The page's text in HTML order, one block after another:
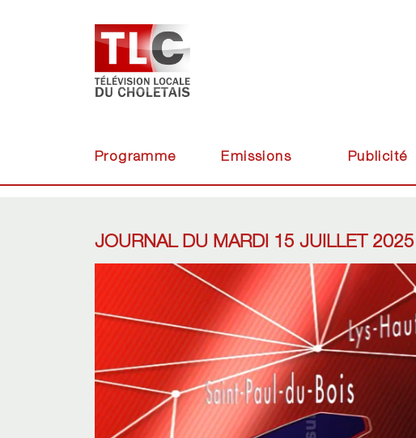
Programme Emissions Publicité
JOURNAL DU MARDI 15 JUILLET 2025